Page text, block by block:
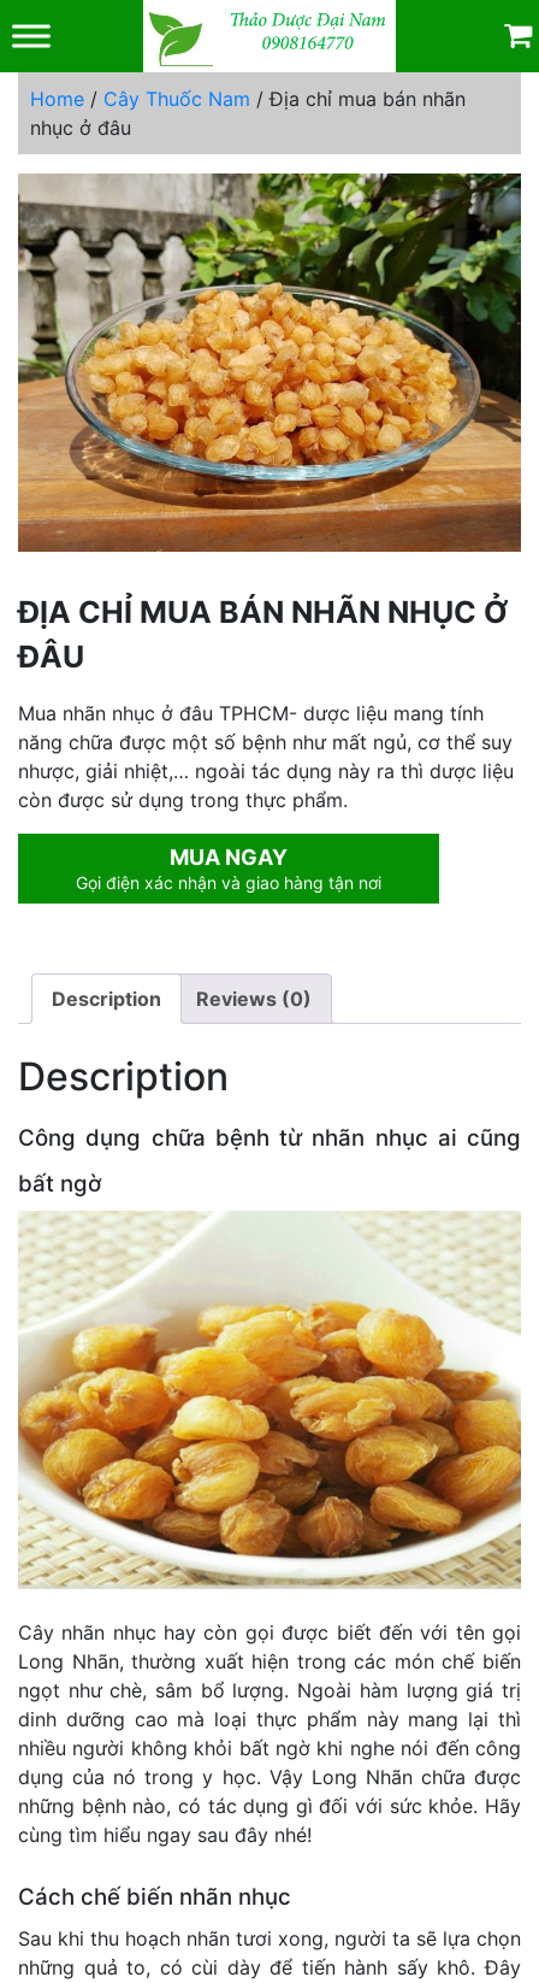
to
content
Home / Cây Thuốc Nam / Địa chỉ mua bán nhãn
nhục ở đâu
ĐỊA CHỈ MUA BÁN NHÃN NHỤC Ở
ĐÂU
Mua nhãn nhục ở đâu TPHCM- dược liệu mang tính
năng chữa được một số bệnh như mất ngủ, cơ thể suy
nhược, giải nhiệt,… ngoài tác dụng này ra thì dược liệu
còn được sử dụng trong thực phẩm.
MUA NGAY
Gọi điện xác nhận và giao hàng tận nơi
Description Reviews (0)
Description
Công dụng chữa bệnh từ nhãn nhục ai cũng
bất ngờ
Cây nhãn nhục hay còn gọi được biết đến với tên gọi
Long Nhãn, thường xuất hiện trong các món chế biến
ngọt như chè, sâm bổ lượng. Ngoài hàm lượng giá trị
dinh dưỡng cao mà loại thực phẩm này mang lại thì
nhiều người không khỏi bất ngờ khi nghe nói đến công
dụng của nó trong y học. Vậy Long Nhãn chữa được
những bệnh nào, có tác dụng gì đối với sức khỏe. Hãy
cùng tìm hiểu ngay sau đây nhé!
Cách chế biến nhãn nhục
Sau khi thu hoạch nhãn tươi xong, người ta sẽ lựa chọn
những quả to, có cùi dày để tiến hành sấy khô. Đây